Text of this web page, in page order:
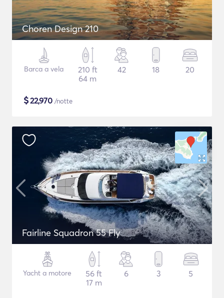
Choren Design 210
Barca a vela
210 ft
64 m
42 18 20
$22,970 /notte
Fairline Squadron 55 Fly
Yacht a motore
56 ft
17 m
6 3 5